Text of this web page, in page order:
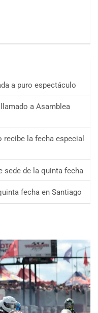
a puro espectáculo
a Asamblea
recibe la fecha especial
sede de la quinta fecha
fecha en Santiago